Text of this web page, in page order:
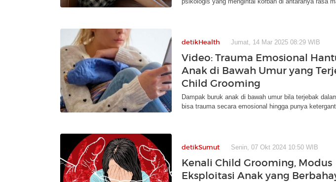
detikHealth Jumat, 14 Mar 2025 08:29 WIB
Video: Trauma Emosional
Anak di Bawah Umur yang
Child Grooming
Dampak buruk anak di bawah umur bila terjebak
bisa trauma secara emosional hingga punya
detikSumut Senin, 07 Okt 2024 10:50 WIB
Kenali Child Grooming, Modus
Eksploitasi Anak yang